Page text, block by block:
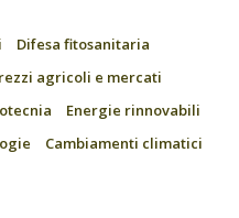
Difesa fitosanitaria
agricoli e mercati
Energie rinnovabili
Cambiamenti climatici